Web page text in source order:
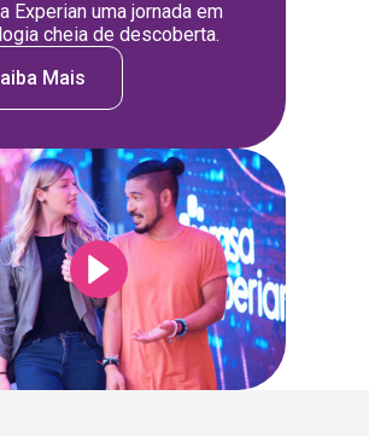
Experian uma jornada em
cheia de descoberta.
Mais